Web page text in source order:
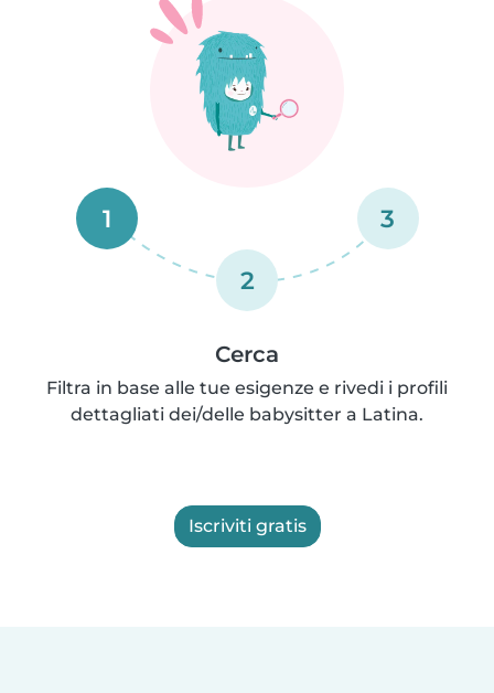
1
2
3
Cerca
Filtra in base alle tue esigenze e rivedi i profili
dettagliati dei/delle babysitter a Latina.
Iscriviti gratis